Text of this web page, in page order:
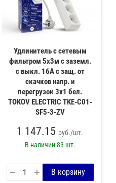
Удлинитель с сетевым
фильтром 5х3м с заземл.
с выкл. 16А с защ. от
скачков напр. и
перегрузок 3х1 бел.
TOKOV ELECTRIC TKE-C01-
SF5-3-ZV
1 147.15 руб./шт.
В наличии83 шт.